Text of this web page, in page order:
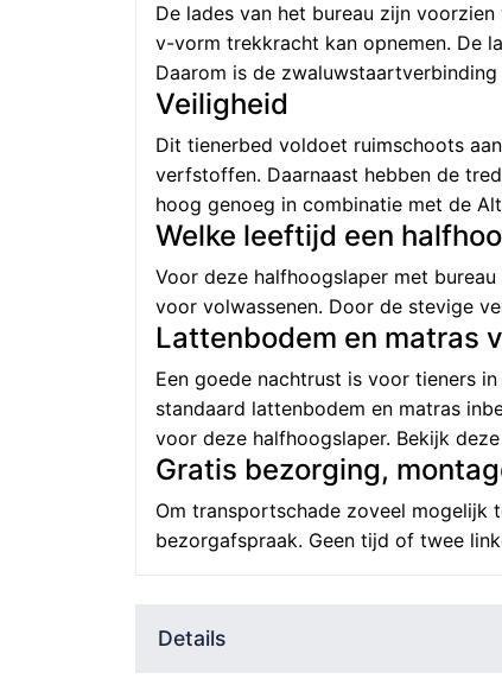
De lades van het bureau zijn
v-vorm trekkracht kan opnemen. De
Daarom is de
Veiligheid
Dit tienerbed voldoet ruimschoots
verfstoffen. Daarnaast hebben de
hoog genoeg in combinatie met de
Welke leeftijd een
Voor deze halfhoogslaper met
voor volwassenen. Door de stevige
Lattenbodem en matras
Een goede nachtrust is voor tieners
standaard lattenbodem en matras
voor deze halfhoogslaper. Bekijk
Gratis bezorging,
Om transportschade zoveel mogelijk
bezorgafspraak. Geen tijd of twee
Details